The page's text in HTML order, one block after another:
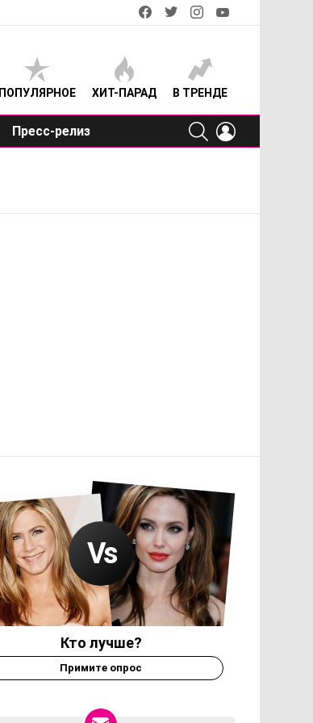
facebooktwitterinstagram
ПОПУЛЯРНОЕ ХИТ-ПАРАД В ТРЕНДЕ
Пресс-релиз
SEARCH
Кто лучше?
Примите опрос